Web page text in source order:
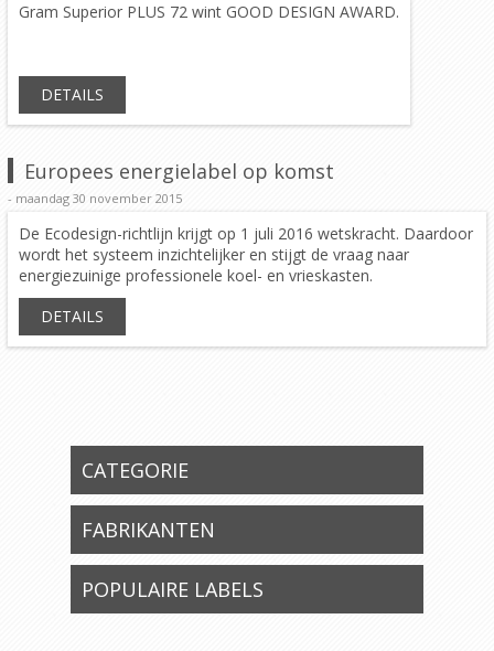
Gram Superior PLUS 72 wint GOOD DESIGN AWARD.
DETAILS
Europees energielabel op komst
- maandag 30 november 2015
De Ecodesign-richtlijn krijgt op 1 juli 2016 wetskracht. Daardoor
wordt het systeem inzichtelijker en stijgt de vraag naar
energiezuinige professionele koel- en vrieskasten.
DETAILS
CATEGORIE
FABRIKANTEN
POPULAIRE LABELS